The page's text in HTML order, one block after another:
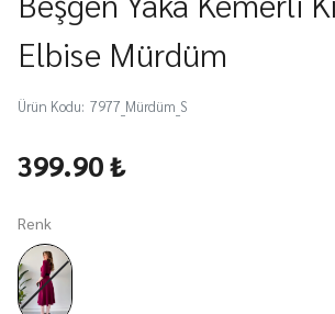
Elbise Mürdüm
Ürün Kodu: 7977_Mürdüm_S
399.90 ₺
Renk